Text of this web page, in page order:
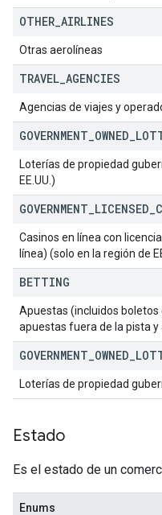
OTHER AIRLINES
Otras aerolíneas
TRAVEL AGENCIES
Agencias de viajes y
GOVERNMENT OWNED
Loterías de propiedad
EE.UU.)
GOVERNMENT LICENSED
Casinos en línea con
línea) (solo en la región de
BETTING
Apuestas (incluidos boletos
apuestas fuera de la pista y
GOVERNMENT OWNED
Loterías de propiedad
Estado
Es el estado de un
Enums